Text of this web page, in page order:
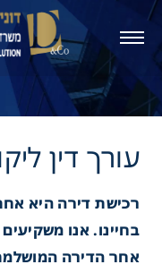
ליקויי
רכישת דירה היא
בחיינו. אנו
אחר הדירה